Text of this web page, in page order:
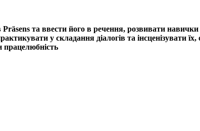
та ввести його в речення, розвивати навички
у складання діалогів та інсценізувати
працелюбність